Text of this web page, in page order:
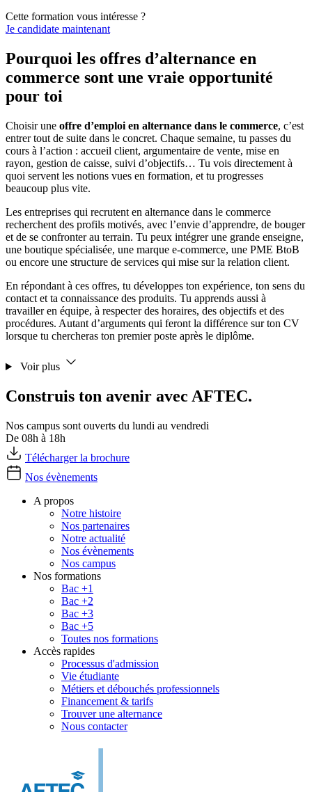
Cette formation vous intéresse ?
Je candidate maintenant
Pourquoi les offres d’alternance en
commerce sont une vraie opportunité
pour toi
Choisir une offre d’emploi en alternance dans le commerce, c’est
entrer tout de suite dans le concret. Chaque semaine, tu passes du
cours à l’action : accueil client, argumentaire de vente, mise en
rayon, gestion de caisse, suivi d’objectifs… Tu vois directement à
quoi servent les notions vues en formation, et tu progresses
beaucoup plus vite.
Les entreprises qui recrutent en alternance dans le commerce
recherchent des profils motivés, avec l’envie d’apprendre, de bouger
et de se confronter au terrain. Tu peux intégrer une grande enseigne,
une boutique spécialisée, une marque e-commerce, une PME BtoB
ou encore une structure de services qui mise sur la relation client.
En répondant à ces offres, tu développes ton expérience, ton sens du
contact et ta connaissance des produits. Tu apprends aussi à
travailler en équipe, à respecter des horaires, des objectifs et des
procédures. Autant d’arguments qui feront la différence sur ton CV
lorsque tu chercheras ton premier poste après le diplôme.
Voir plus
Construis ton avenir avec AFTEC.
Nos campus sont ouverts du lundi au vendredi
De 08h à 18h
Télécharger la brochure
Nos évènements
A propos
Notre histoire
Nos partenaires
Notre actualité
Nos évènements
Nos campus
Nos formations
Bac +1
Bac +2
Bac +3
Bac +5
Toutes nos formations
Accès rapides
Processus d'admission
Vie étudiante
Métiers et débouchés professionnels
Financement & tarifs
Trouver une alternance
Nous contacter